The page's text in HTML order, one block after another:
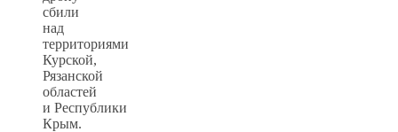
сбили
над
территориями
Курской,
Рязанской
областей
и Республики
Крым.